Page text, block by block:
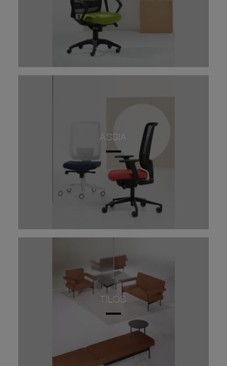
ASSIA
TILOS